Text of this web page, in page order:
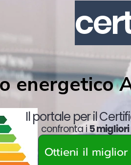
energetico
Il portale per il
Ottieni il miglior
confronta i5